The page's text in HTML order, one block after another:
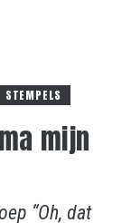
STEMPELS
mijn
“Oh, dat